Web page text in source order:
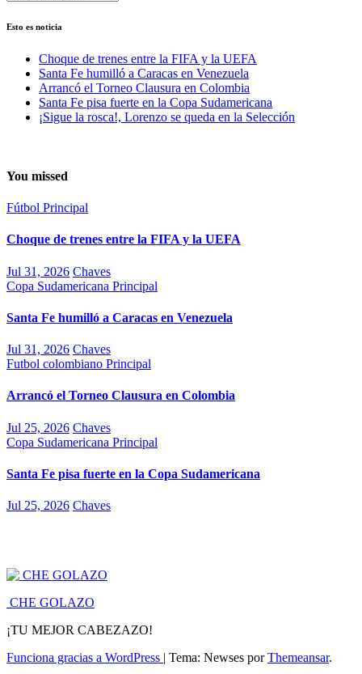
Esto es noticia
Choque de trenes entre la FIFA y la UEFA
Santa Fe humilló a Caracas en Venezuela
Arrancó el Torneo Clausura en Colombia
Santa Fe pisa fuerte en la Copa Sudamericana
¡Sigue la rosca!, Lorenzo se queda en la Selección
You missed
Fútbol Principal
Choque de trenes entre la FIFA y la UEFA
Jul 31, 2026 Chaves
Copa Sudamericana Principal
Santa Fe humilló a Caracas en Venezuela
Jul 31, 2026 Chaves
Futbol colombiano Principal
Arrancó el Torneo Clausura en Colombia
Jul 25, 2026 Chaves
Copa Sudamericana Principal
Santa Fe pisa fuerte en la Copa Sudamericana
Jul 25, 2026 Chaves
CHE GOLAZO
¡TU MEJOR CABEZAZO!
Funciona gracias a WordPress | Tema: Newses porThemeansar.